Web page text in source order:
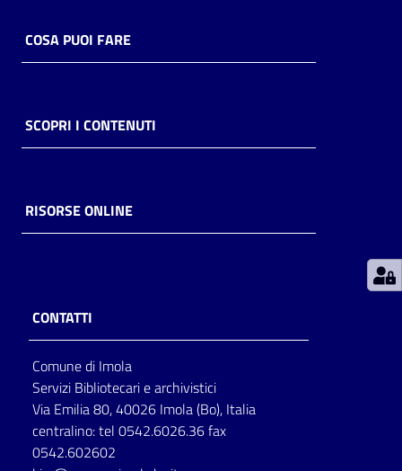
Piani
Decentrate
Seguici
su
COSA PUOI FARE
SCOPRI I CONTENUTI
RISORSE ONLINE
CONTATTI
Comune di Imola
Servizi Bibliotecari e archivistici
Via Emilia 80, 40026 Imola (Bo), Italia
centralino: tel 0542.6026.36 fax
0542.602602